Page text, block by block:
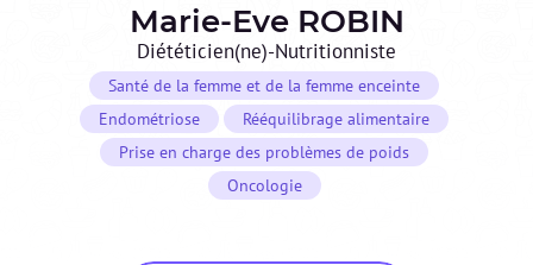
Marie-Eve ROBIN
Diététicien(ne)-Nutritionniste
Santé de la femme et de la femme enceinte
Endométriose
Rééquilibrage alimentaire
Prise en charge des problèmes de poids
Oncologie